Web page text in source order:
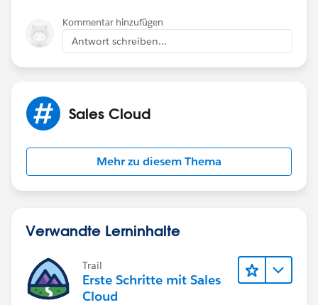
Kommentar hinzufügen
Antwort schreiben...
Sales Cloud
Mehr zu diesem Thema
Verwandte Lerninhalte
Trail
Erste Schritte mit Sales
Cloud